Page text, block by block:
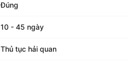
Đúng
10 - 45 ngày
Thủ tục hải quan